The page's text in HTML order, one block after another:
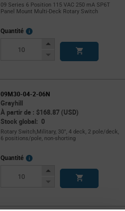
09 Series 6 Position 115 VAC 250 mA SP6T
Panel Mount Multi-Deck Rotary Switch
Quantité
More
Increase
Decrease
09M30-04-2-06N
Grayhill
À partir de : $168.87 (USD)
Stock global: 0
Rotary Switch,Military, 30°, 4 deck, 2 pole/deck,
6 positions/pole, non-shorting
Quantité
More
Increase
Decrease